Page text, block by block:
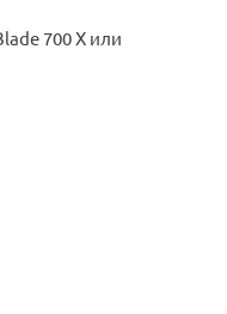
700 X или